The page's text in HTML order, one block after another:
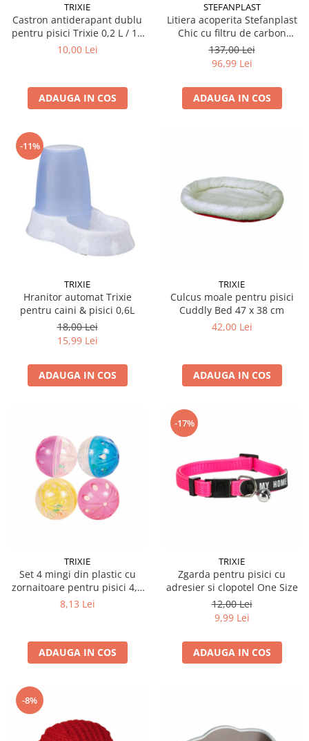
TRIXIE
Castron antiderapant dublu
pentru pisici Trixie 0,2 L / 11
cm
10,00 Lei
ADAUGA IN COS
STEFANPLAST
Litiera acoperita Stefanplast
Chic cu filtru de carbon
alb/crem
137,00 Lei
96,99 Lei
ADAUGA IN COS
-11%
TRIXIE
Hranitor automat Trixie
pentru caini & pisici 0,6L
18,00 Lei
15,99 Lei
ADAUGA IN COS
TRIXIE
Culcus moale pentru pisici
Cuddly Bed 47 x 38 cm
42,00 Lei
ADAUGA IN COS
TRIXIE
Set 4 mingi din plastic cu
zornaitoare pentru pisici 4,5
cm
8,13 Lei
ADAUGA IN COS
-17%
TRIXIE
Zgarda pentru pisici cu
adresier si clopotel One Size
12,00 Lei
9,99 Lei
ADAUGA IN COS
-8%